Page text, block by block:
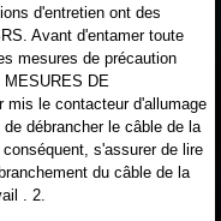
d'entretien ont des
Avant d'entamer toute
mesures de précaution
DE
mis le contacteur d'allumage
débrancher le câble de la
s'assurer de lire
du câble de la
. 2.